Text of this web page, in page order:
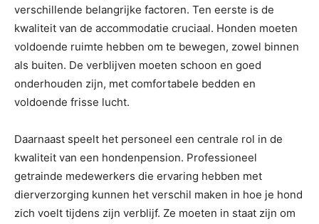
verschillende belangrijke factoren. Ten eerste is de
kwaliteit van de accommodatie cruciaal. Honden moeten
voldoende ruimte hebben om te bewegen, zowel binnen
als buiten. De verblijven moeten schoon en goed
onderhouden zijn, met comfortabele bedden en
voldoende frisse lucht.
Daarnaast speelt het personeel een centrale rol in de
kwaliteit van een hondenpension. Professioneel
getrainde medewerkers die ervaring hebben met
dierverzorging kunnen het verschil maken in hoe je hond
zich voelt tijdens zijn verblijf. Ze moeten in staat zijn om